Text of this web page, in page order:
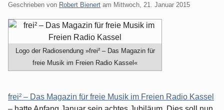
Geschrieben von Robert Bienert am Mittwoch, 21. Januar 2015
Logo der Radiosendung »frei² – Das Magazin für
freie Musik im Freien Radio Kassel«
frei² – Das Magazin für freie Musik im Freien Radio Kassel